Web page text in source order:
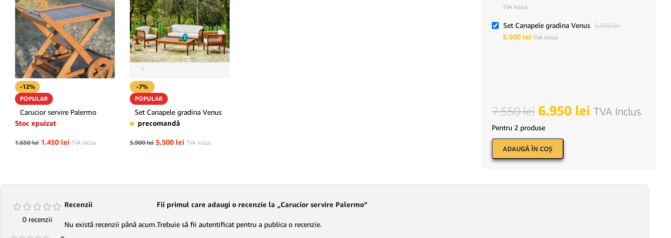
-12%
POPULAR
Carucior servire Palermo
Stoc epuizat
1.650lei 1.450 lei TVA Inclus
-7%
POPULAR
Set Canapele gradina Venus
precomandă
5.900lei 5.500 lei TVA Inclus
TVA Inclus
Set Canapele gradina Venus 5.900lei
5.500 lei TVA Inclus
7.550lei 6.950 lei TVA Inclus
Pentru 2 produse
ADAUGĂ ÎN COŞ
0 recenzii
Recenzii
Nu există recenzii până acum.
Fii primul care adaugi o recenzie la „Carucior servire Palermo”
Trebuie să fii autentificat pentru a publica o recenzie.